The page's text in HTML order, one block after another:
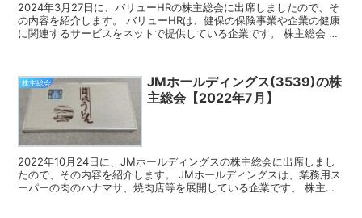
2024年3月27日に、バリューHRの株主総会に出席しましたので、そ
の内容を紹介します。 バリューHRは、健保の保険事業や企業の健康
に関連するサービスをネットで提供している企業です。 株主総会 バ
株主総会
JMホールディングス(3539)の株
主総会【2022年7月】
2022年10月24日に、JMホールディングスの株主総会に出席しまし
たので、その内容を紹介します。 JMホールディングスは、業務用ス
ーパーの肉のハナマサ、焼肉店等を展開している企業です。 株主総